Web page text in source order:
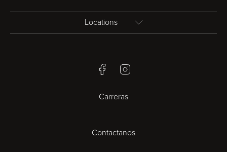
Locations
Bristol
Cambridge
Cardiff
FacebookInstagram
Carreras
Contactanos